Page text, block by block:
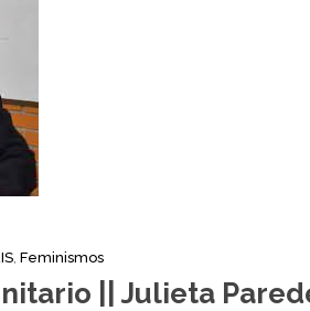
, Feminismos
|| Julieta